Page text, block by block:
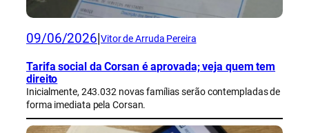
09/06/2026 Vitor de Arruda Pereira
Tarifa social da Corsan é aprovada; veja quem tem
direito
Inicialmente, 243.032 novas famílias serão contempladas de
forma imediata pela Corsan.